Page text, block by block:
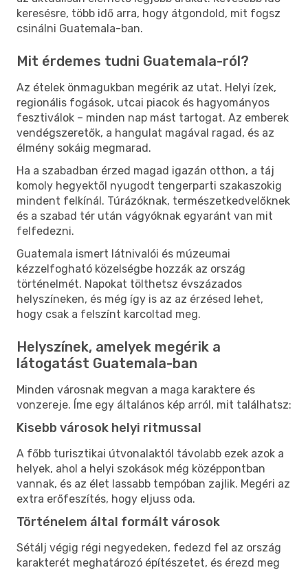
keresésre, több idő arra, hogy átgondold, mit fogsz
csinálni Guatemala-ban.
Mit érdemes tudni Guatemala-ról?
Az ételek önmagukban megérik az utat. Helyi ízek,
regionális fogások, utcai piacok és hagyományos
fesztiválok – minden nap mást tartogat. Az emberek
vendégszeretők, a hangulat magával ragad, és az
élmény sokáig megmarad.
Ha a szabadban érzed magad igazán otthon, a táj
komoly hegyektől nyugodt tengerparti szakaszokig
mindent felkínál. Túrázóknak, természetkedvelőknek
és a szabad tér után vágyóknak egyaránt van mit
felfedezni.
Guatemala ismert látnivalói és múzeumai
kézzelfogható közelségbe hozzák az ország
történelmét. Napokat tölthetsz évszázados
helyszíneken, és még így is az az érzésed lehet,
hogy csak a felszínt karcoltad meg.
Helyszínek, amelyek megérik a
látogatást Guatemala-ban
Minden városnak megvan a maga karaktere és
vonzereje. Íme egy általános kép arról, mit találhatsz:
Kisebb városok helyi ritmussal
A főbb turisztikai útvonalaktól távolabb ezek azok a
helyek, ahol a helyi szokások még középpontban
vannak, és az élet lassabb tempóban zajlik. Megéri az
extra erőfeszítés, hogy eljuss oda.
Történelem által formált városok
Sétálj végig régi negyedeken, fedezd fel az ország
karakterét meghatározó építészetet, és érezd meg